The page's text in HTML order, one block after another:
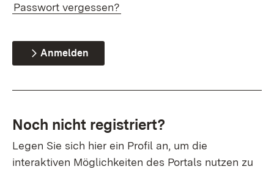
Passwort vergessen?
Anmelden
Noch nicht registriert?
Legen Sie sich hier ein Profil an, um die
interaktiven Möglichkeiten des Portals nutzen zu